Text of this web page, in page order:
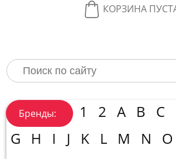
КОРЗИНА
Бренды: 1 2 A B C
G
H I J K L M N O
парфюм
Селективный
косметика
Новинки
Хиты
продаж
Спецпредложение